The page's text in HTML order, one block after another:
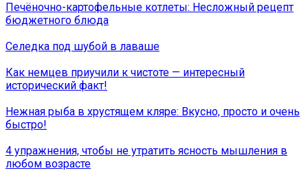
Печёночно-картофельные котлеты: Несложный рецепт
бюджетного блюда
Селедка под шубой в лаваше
Как немцев приучили к чистоте — интересный
исторический факт!
Нежная рыба в хрустящем кляре: Вкусно, просто и очень
быстро!
4 упражнения, чтобы не утратить ясность мышления в
любом возрасте